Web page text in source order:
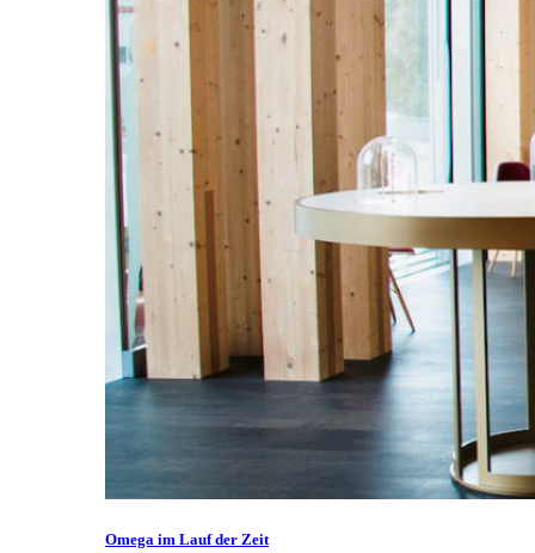
Omega im Lauf der Zeit